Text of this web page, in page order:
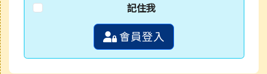
記住我
會員登入